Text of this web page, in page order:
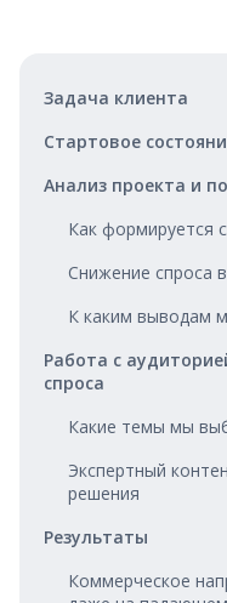
Задача клиента
Стартовое
Анализ проекта и
Как формируется
Снижение спроса
К каким выводам
Работа с
спроса
Какие темы мы
Экспертный
решения
Результаты
Коммерческое